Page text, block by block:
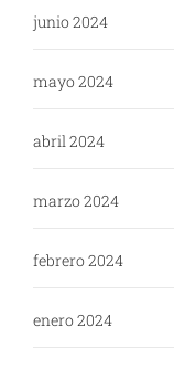
junio 2024
mayo 2024
abril 2024
marzo 2024
febrero 2024
enero 2024